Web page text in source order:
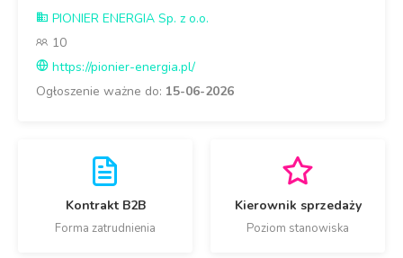
PIONIER ENERGIA Sp. z o.o.
10
https://pionier-energia.pl/
Ogłoszenie ważne do: 15-06-2026
Kontrakt B2B
Forma zatrudnienia
Kierownik sprzedaży
Poziom stanowiska